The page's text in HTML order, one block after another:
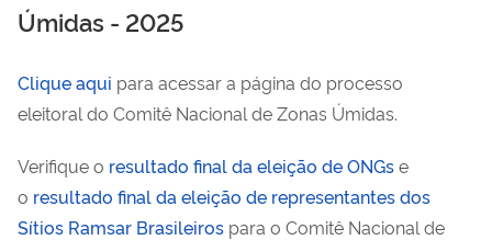
Úmidas - 2025
Clique aqui para acessar a página do processo
eleitoral do Comitê Nacional de Zonas Úmidas.
Verifique o resultado final da eleição de ONGse
o resultado final da eleição de representantes dos
Sítios Ramsar Brasileiros para o Comitê Nacional de